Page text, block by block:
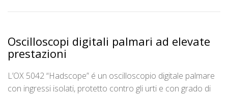
Oscilloscopi digitali palmari ad elevate
prestazioni
L’OX 5042 “Hadscope” é un oscilloscopio digitale palmare
con ingressi isolati, protetto contro gli urti e con grado di